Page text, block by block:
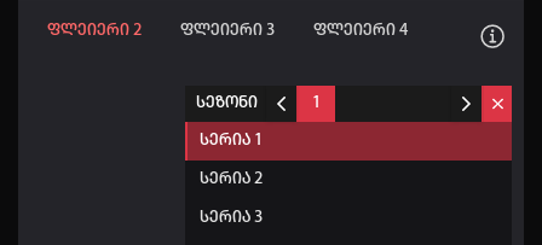
ფლეიერი 2 ფლეიერი 3 ფლეიერი 4
სეზონი 1
სერია 1
სერია 2
სერია 3